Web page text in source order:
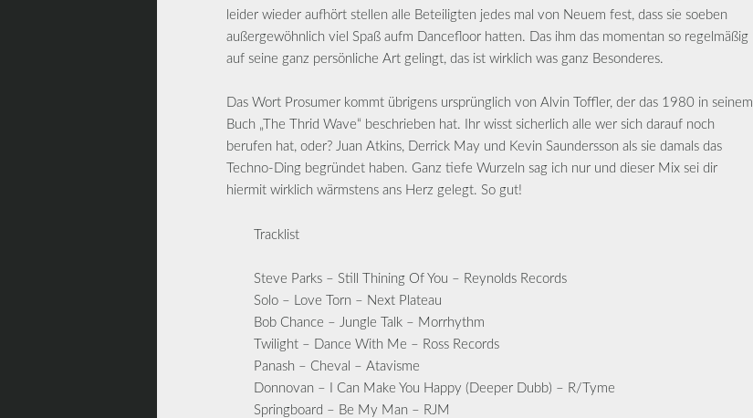
leider wieder aufhört stellen alle Beteiligten jedes mal von Neuem fest, dass sie soeben
außergewöhnlich viel Spaß aufm Dancefloor hatten. Das ihm das momentan so regelmäßig
auf seine ganz persönliche Art gelingt, das ist wirklich was ganz Besonderes.
Das Wort Prosumer kommt übrigens ursprünglich von Alvin Toffler, der das 1980 in seinem
Buch „The Thrid Wave“ beschrieben hat. Ihr wisst sicherlich alle wer sich darauf noch
berufen hat, oder? Juan Atkins, Derrick May und Kevin Saundersson als sie damals das
Techno-Ding begründet haben. Ganz tiefe Wurzeln sag ich nur und dieser Mix sei dir
hiermit wirklich wärmstens ans Herz gelegt. So gut!
Tracklist
Steve Parks – Still Thining Of You – Reynolds Records
Solo – Love Torn – Next Plateau
Bob Chance – Jungle Talk – Morrhythm
Twilight – Dance With Me – Ross Records
Panash – Cheval – Atavisme
Donnovan – I Can Make You Happy (Deeper Dubb) – R/Tyme
Springboard – Be My Man – RJM